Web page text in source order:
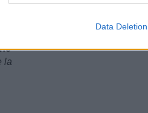
Data Deletion
la